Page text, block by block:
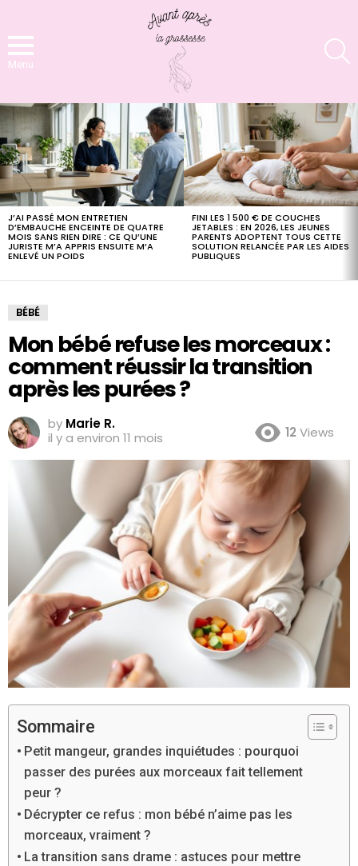
Menu
LATEST
STORIES
J’AI PASSÉ MON ENTRETIEN
D’EMBAUCHE ENCEINTE DE QUATRE
MOIS SANS RIEN DIRE : CE QU’UNE
JURISTE M’A APPRIS ENSUITE M’A
ENLEVÉ UN POIDS
FINI LES 1 500 € DE COUCHES
JETABLES : EN 2026, LES JEUNES
PARENTS ADOPTENT TOUS CETTE
SOLUTION RELANCÉE PAR LES AIDES
PUBLIQUES
BÉBÉ
Mon bébé refuse les morceaux :
comment réussir la transition
après les purées ?
by Marie R.
il y a environ 11 mois
12 Views
Sommaire
Petit mangeur, grandes inquiétudes : pourquoi
passer des purées aux morceaux fait tellement
peur ?
Décrypter ce refus : mon bébé n’aime pas les
morceaux, vraiment ?
La transition sans drame : astuces pour mettre